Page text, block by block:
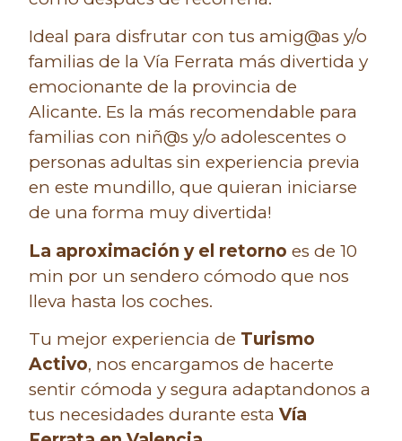
Ideal para disfrutar con tus amig@as y/o
familias de la Vía Ferrata más divertida y
emocionante de la provincia de
Alicante. Es la más recomendable para
familias con niñ@s y/o adolescentes o
personas adultas sin experiencia previa
en este mundillo, que quieran iniciarse
de una forma muy divertida!
La aproximación y el retorno es de 10
min por un sendero cómodo que nos
lleva hasta los coches.
Tu mejor experiencia de Turismo
Activo, nos encargamos de hacerte
sentir cómoda y segura adaptandonos a
tus necesidades durante estaVía